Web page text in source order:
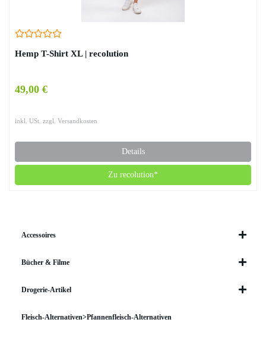
Hemp T-Shirt XL | recolution
49,00 €
inkl. USt. zzgl. Versandkosten
Details
Zu recolution*
Accessoires
Bücher & Filme
Drogerie-Artikel
Fleisch-Alternativen>Pfannenfleisch-Alternativen